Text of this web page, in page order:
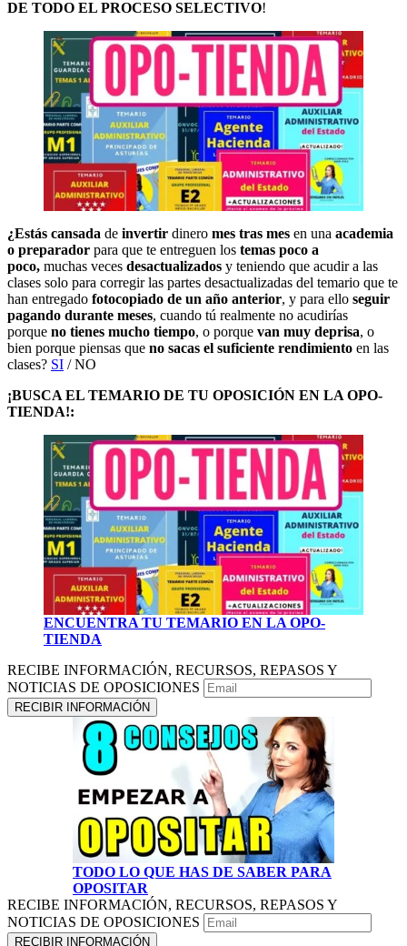
DE TODO EL PROCESO SELECTIVO!
¿Estás cansada de invertir dinero mes tras mes en una academia
o preparador para que te entreguen los temas poco a
poco, muchas veces desactualizados y teniendo que acudir a las
clases solo para corregir las partes desactualizadas del temario que te
han entregado fotocopiado de un año anterior, y para ello seguir
pagando durante meses, cuando tú realmente no acudirías
porque no tienes mucho tiempo, o porque van muy deprisa, o
bien porque piensas que no sacas el suficiente rendimiento en las
clases? SI / NO
¡BUSCA EL TEMARIO DE TU OPOSICIÓN EN LA OPO-
TIENDA!:
ENCUENTRA TU TEMARIO EN LA OPO-
TIENDA
RECIBE INFORMACIÓN, RECURSOS, REPASOS Y
NOTICIAS DE OPOSICIONES
TODO LO QUE HAS DE SABER PARA
OPOSITAR
RECIBE INFORMACIÓN, RECURSOS, REPASOS Y
NOTICIAS DE OPOSICIONES